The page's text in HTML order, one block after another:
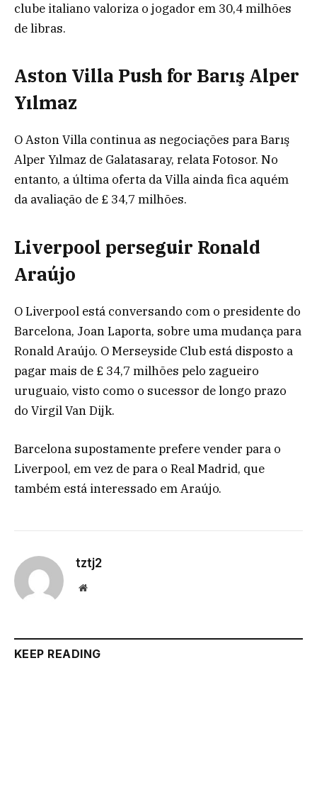
clube italiano valoriza o jogador em 30,4 milhões
de libras.
Aston Villa Push for Barış Alper
Yılmaz
O Aston Villa continua as negociações para Barış
Alper Yılmaz de Galatasaray, relata Fotosor. No
entanto, a última oferta da Villa ainda fica aquém
da avaliação de £ 34,7 milhões.
Liverpool perseguir Ronald
Araújo
O Liverpool está conversando com o presidente do
Barcelona, Joan Laporta, sobre uma mudança para
Ronald Araújo. O Merseyside Club está disposto a
pagar mais de £ 34,7 milhões pelo zagueiro
uruguaio, visto como o sucessor de longo prazo
do Virgil Van Dijk.
Barcelona supostamente prefere vender para o
Liverpool, em vez de para o Real Madrid, que
também está interessado em Araújo.
tztj2
Website
KEEP READING